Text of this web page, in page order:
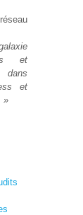
et
dans
et
»